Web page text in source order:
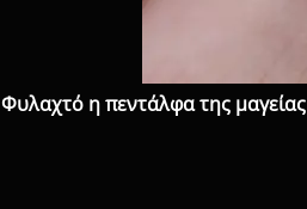
Φυλαχτό η πεντάλφα της μαγείας